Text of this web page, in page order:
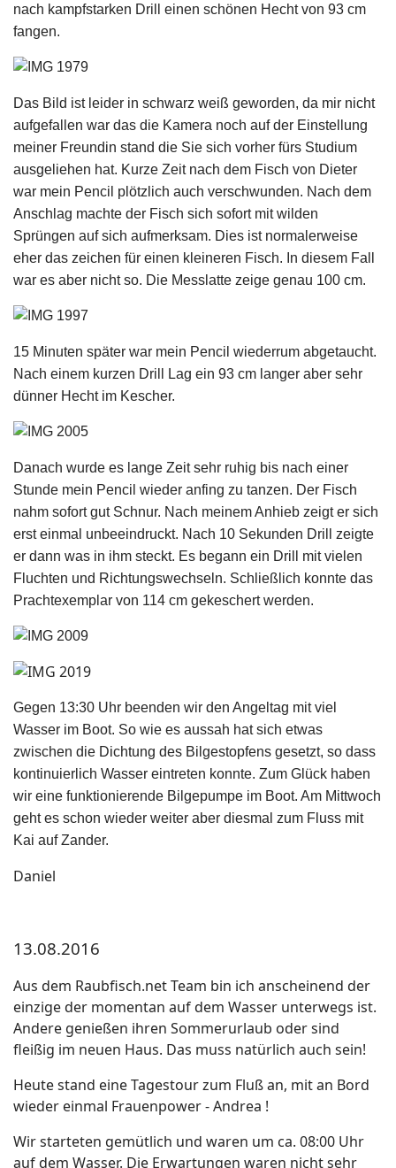
nach kampfstarken Drill einen schönen Hecht von 93 cm
fangen.
Das Bild ist leider in schwarz weiß geworden, da mir nicht
aufgefallen war das die Kamera noch auf der Einstellung
meiner Freundin stand die Sie sich vorher fürs Studium
ausgeliehen hat. Kurze Zeit nach dem Fisch von Dieter
war mein Pencil plötzlich auch verschwunden. Nach dem
Anschlag machte der Fisch sich sofort mit wilden
Sprüngen auf sich aufmerksam. Dies ist normalerweise
eher das zeichen für einen kleineren Fisch. In diesem Fall
war es aber nicht so. Die Messlatte zeige genau 100 cm.
15 Minuten später war mein Pencil wiederrum abgetaucht.
Nach einem kurzen Drill Lag ein 93 cm langer aber sehr
dünner Hecht im Kescher.
Danach wurde es lange Zeit sehr ruhig bis nach einer
Stunde mein Pencil wieder anfing zu tanzen. Der Fisch
nahm sofort gut Schnur. Nach meinem Anhieb zeigt er sich
erst einmal unbeeindruckt. Nach 10 Sekunden Drill zeigte
er dann was in ihm steckt. Es begann ein Drill mit vielen
Fluchten und Richtungswechseln. Schließlich konnte das
Prachtexemplar von 114 cm gekeschert werden.
Gegen 13:30 Uhr beenden wir den Angeltag mit viel
Wasser im Boot. So wie es aussah hat sich etwas
zwischen die Dichtung des Bilgestopfens gesetzt, so dass
kontinuierlich Wasser eintreten konnte. Zum Glück haben
wir eine funktionierende Bilgepumpe im Boot. Am Mittwoch
geht es schon wieder weiter aber diesmal zum Fluss mit
Kai auf Zander.
Daniel
13.08.2016
Aus dem Raubfisch.net Team bin ich anscheinend der
einzige der momentan auf dem Wasser unterwegs ist.
Andere genießen ihren Sommerurlaub oder sind
fleißig im neuen Haus. Das muss natürlich auch sein!
Heute stand eine Tagestour zum Fluß an, mit an Bord
wieder einmal Frauenpower - Andrea !
Wir starteten gemütlich und waren um ca. 08:00 Uhr
auf dem Wasser. Die Erwartungen waren nicht sehr